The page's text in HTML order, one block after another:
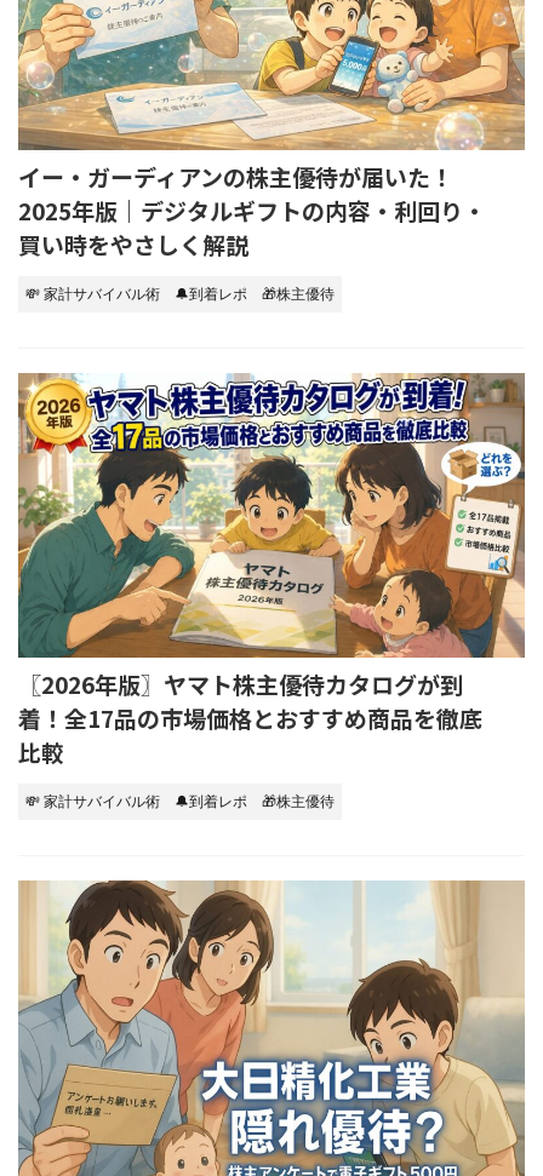
イー・ガーディアンの株主優待が届いた！
2025年版｜デジタルギフトの内容・利回り・
買い時をやさしく解説
💸 家計サバイバル術 🔔到着レポ 🎁株主優待
〖2026年版〗ヤマト株主優待カタログが到
着！全17品の市場価格とおすすめ商品を徹底
比較
💸 家計サバイバル術 🔔到着レポ 🎁株主優待